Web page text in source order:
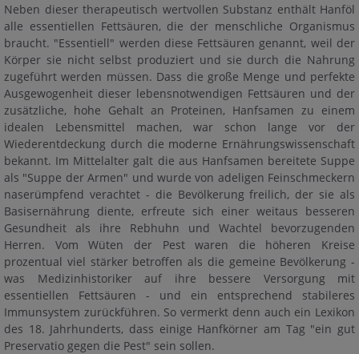
POSTER
SPONSORING
EMPFEHLUNGEN
ROHSTOFF & FORSCHUNG
INFOS ZU HANF
BAST UND FASER GMBH
PUBLIKATION
Neben dieser therapeutisch wertvollen Substanz enthält Hanföl
alle essentiellen Fettsäuren, die der menschliche Organismus
braucht. "Essentiell" werden diese Fettsäuren genannt, weil der
Körper sie nicht selbst produziert und sie durch die Nahrung
zugeführt werden müssen. Dass die große Menge und perfekte
Ausgewogenheit dieser lebensnotwendigen Fettsäuren und der
zusätzliche, hohe Gehalt an Proteinen, Hanfsamen zu einem
idealen Lebensmittel machen, war schon lange vor der
Wiederentdeckung durch die moderne Ernährungswissenschaft
bekannt. Im Mittelalter galt die aus Hanfsamen bereitete Suppe
als "Suppe der Armen" und wurde von adeligen Feinschmeckern
naserümpfend verachtet - die Bevölkerung freilich, der sie als
Basisernährung diente, erfreute sich einer weitaus besseren
Gesundheit als ihre Rebhuhn und Wachtel bevorzugenden
Herren. Vom Wüten der Pest waren die höheren Kreise
prozentual viel stärker betroffen als die gemeine Bevölkerung -
was Medizinhistoriker auf ihre bessere Versorgung mit
essentiellen Fettsäuren - und ein entsprechend stabileres
Immunsystem zurückführen. So vermerkt denn auch ein Lexikon
des 18. Jahrhunderts, dass einige Hanfkörner am Tag "ein gut
Preservatio gegen die Pest" sein sollen.